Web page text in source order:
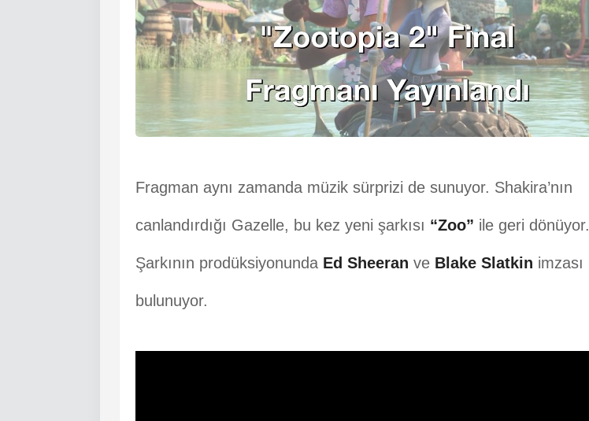
Fragman aynı zamanda müzik sürprizi de sunuyor. Shakira’nın
canlandırdığı Gazelle, bu kez yeni şarkısı “Zoo” ile geri dönüyor.
Şarkının prodüksiyonunda Ed Sheeran ve Blake Slatkin imzası
bulunuyor.